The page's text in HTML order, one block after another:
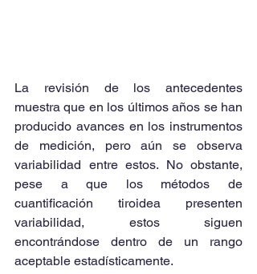
La revisión de los antecedentes
muestra que en los últimos años se han
producido avances en los instrumentos
de medición, pero aún se observa
variabilidad entre estos. No obstante,
pese a que los métodos de
cuantificación tiroidea presenten
variabilidad, estos siguen
encontrándose dentro de un rango
aceptable estadísticamente.